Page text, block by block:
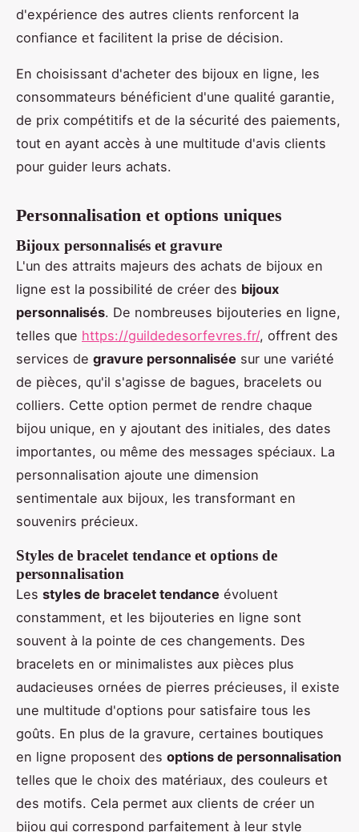
d'expérience des autres clients renforcent la
confiance et facilitent la prise de décision.
En choisissant d'acheter des bijoux en ligne, les
consommateurs bénéficient d'une qualité garantie,
de prix compétitifs et de la sécurité des paiements,
tout en ayant accès à une multitude d'avis clients
pour guider leurs achats.
Personnalisation et options uniques
Bijoux personnalisés et gravure
L'un des attraits majeurs des achats de bijoux en
ligne est la possibilité de créer des bijoux
personnalisés. De nombreuses bijouteries en ligne,
telles que https://guildedesorfevres.fr/, offrent des
services de gravure personnalisée sur une variété
de pièces, qu'il s'agisse de bagues, bracelets ou
colliers. Cette option permet de rendre chaque
bijou unique, en y ajoutant des initiales, des dates
importantes, ou même des messages spéciaux. La
personnalisation ajoute une dimension
sentimentale aux bijoux, les transformant en
souvenirs précieux.
Styles de bracelet tendance et options de
personnalisation
Les styles de bracelet tendance évoluent
constamment, et les bijouteries en ligne sont
souvent à la pointe de ces changements. Des
bracelets en or minimalistes aux pièces plus
audacieuses ornées de pierres précieuses, il existe
une multitude d'options pour satisfaire tous les
goûts. En plus de la gravure, certaines boutiques
en ligne proposent des options de personnalisation
telles que le choix des matériaux, des couleurs et
des motifs. Cela permet aux clients de créer un
bijou qui correspond parfaitement à leur style